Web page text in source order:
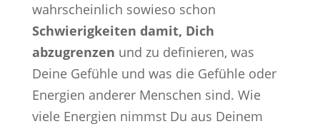
wahrscheinlich sowieso schon
Schwierigkeiten damit, Dich
abzugrenzen und zu definieren, was
Deine Gefühle und was die Gefühle oder
Energien anderer Menschen sind. Wie
viele Energien nimmst Du aus Deinem